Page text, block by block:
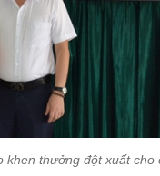
thưởng đột xuất